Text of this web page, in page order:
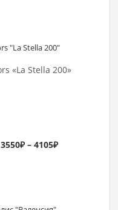
«La Stella 200»
– 4105₽